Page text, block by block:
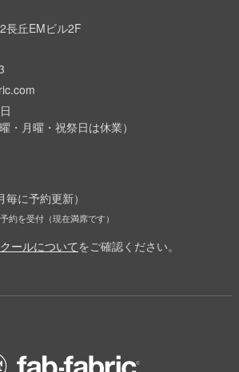
長丘EMビル2F
・月曜・祝祭日は休業）
に予約更新）
約を受付（現在満席です）
ールについてをご確認ください。